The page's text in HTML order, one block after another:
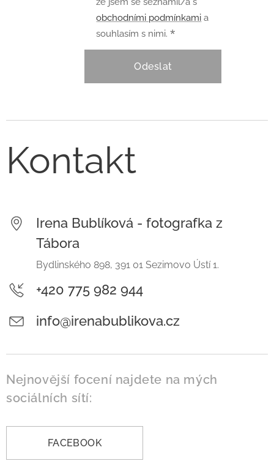
obchodními podmínkami a
souhlasím s nimi.
Odeslat
Kontakt
Irena Bublíková - fotografka z
Tábora
Bydlinského 898, 391 01 Sezimovo Ústí 1.
+420 775 982 944
info@irenabublikova.cz
Nejnovější focení najdete na mých
sociálních sítí:
FACEBOOK